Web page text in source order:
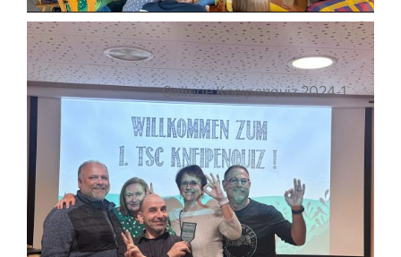
Gallerie Kneipenquiz 2024-1